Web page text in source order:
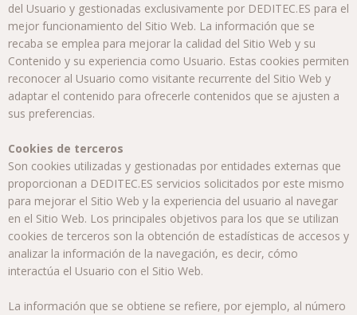
del Usuario y gestionadas exclusivamente por DEDITEC.ES para el
mejor funcionamiento del Sitio Web. La información que se
recaba se emplea para mejorar la calidad del Sitio Web y su
Contenido y su experiencia como Usuario. Estas cookies permiten
reconocer al Usuario como visitante recurrente del Sitio Web y
adaptar el contenido para ofrecerle contenidos que se ajusten a
sus preferencias.
Cookies de terceros
Son cookies utilizadas y gestionadas por entidades externas que
proporcionan a DEDITEC.ES servicios solicitados por este mismo
para mejorar el Sitio Web y la experiencia del usuario al navegar
en el Sitio Web. Los principales objetivos para los que se utilizan
cookies de terceros son la obtención de estadísticas de accesos y
analizar la información de la navegación, es decir, cómo
interactúa el Usuario con el Sitio Web.
La información que se obtiene se refiere, por ejemplo, al número